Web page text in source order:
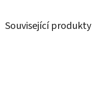
Související produkty